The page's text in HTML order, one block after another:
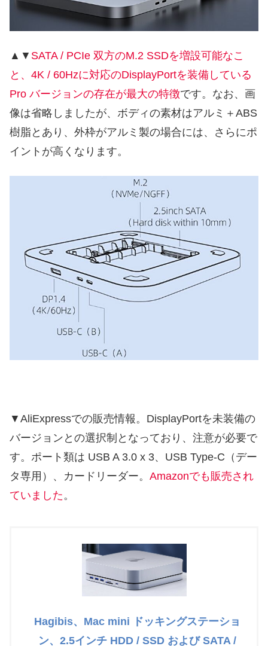
▲▼ SATA / PCIe 双方のM.2 SSDを増設可能なこ
と、4K / 60Hzに対応のDisplayPortを装備している
Pro バージョンの存在が最大の特徴です。なお、画
像は省略しましたが、ボディの素材はアルミ＋ABS
樹脂とあり、外枠がアルミ製の場合には、さらにポ
イントが高くなります。
▼AliExpressでの販売情報。DisplayPortを未装備の
バージョンとの選択制となっており、注意が必要で
す。ポート類は USB A 3.0 x 3、USB Type-C（デー
タ専用）、カードリーダー。 Amazonでも販売され
ていました。
Hagibis、Mac mini ドッキングステーショ
ン、2.5インチ HDD / SSD および SATA /